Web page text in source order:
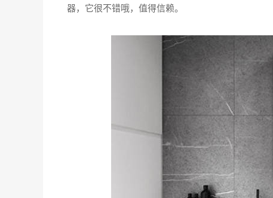
器，它很不错哦，值得信赖。